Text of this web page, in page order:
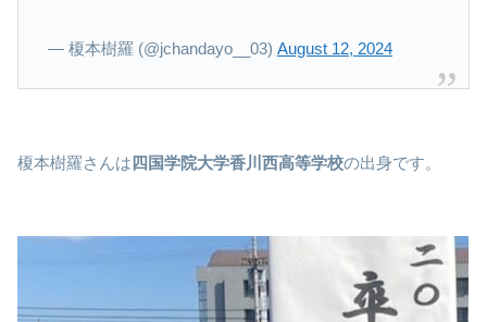
— 榎本樹羅 (@jchandayo__03) August 12, 2024
榎本樹羅さんは四国学院大学香川西高等学校の出身です。